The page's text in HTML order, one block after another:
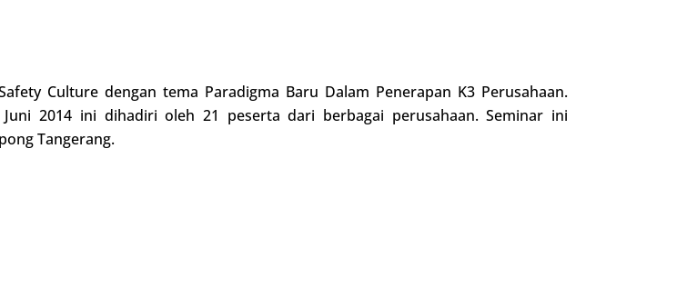
Culture dengan tema Paradigma Baru Dalam Penerapan K3 Perusahaan.
2014 ini dihadiri oleh 21 peserta dari berbagai perusahaan. Seminar ini
Tangerang.